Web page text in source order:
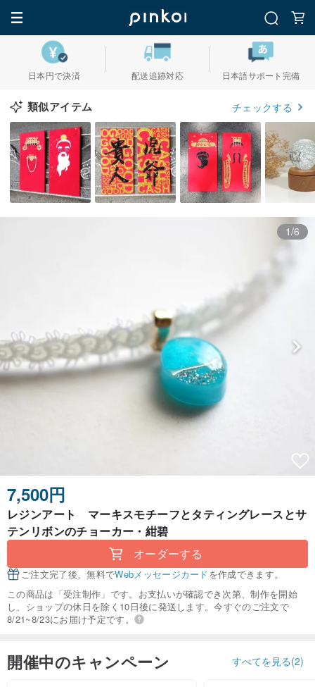
日本円で決済 配送追跡対応 日本語サポート完備
類似アイテム チェックする
1/6
7,500円
レジンアート マーキスモチーフとタティングレースとサ
テンリボンのチョーカー・紺碧
オーダーする
ご注文完了後、無料でWebメッセージカードを作成できます。
この商品は「受注制作」です。お支払いが確認でき次第、制作を開始
し、ショップの休日を除く10日後に発送します。今すぐのご注文で
8/21~8/23にお届け予定です。
開催中のキャンペーン すべてを見る(2)